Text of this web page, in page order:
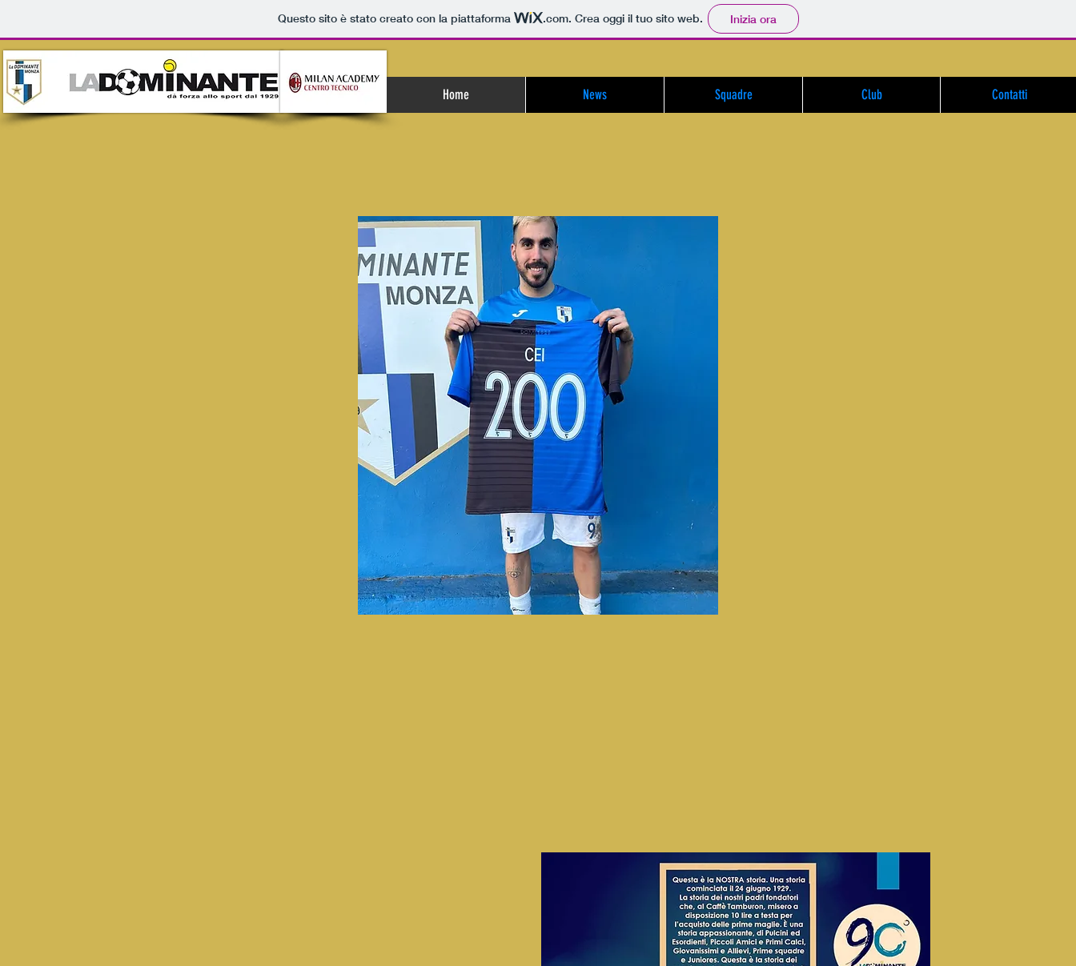
Questo sito è stato creato con la piattaforma .com. Crea oggi il tuo sito web. Inizia ora
Home News Squadre Club Contatti